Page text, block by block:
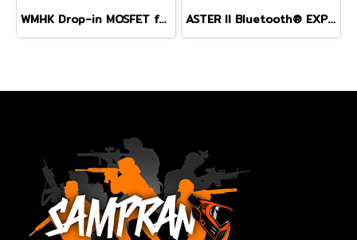
WMHK Drop-in MOSFET for v.2 Gearbox ASTER II Bluetooth® EXPERT for V2 GB + Adjustable Quantum Trigger 2